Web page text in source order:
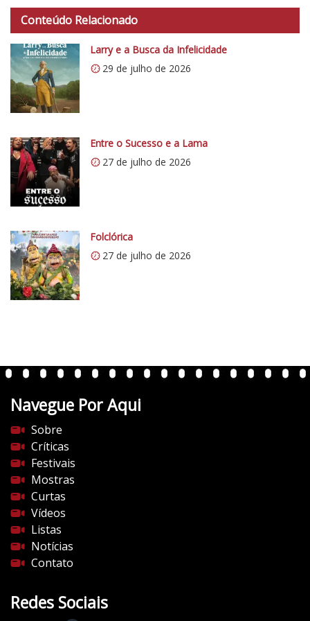
t
p
s
:
/
/
0
.
w
p
.
o
m
/
v
e
n
e
d
o
c
i
n
e
m
a
.
o
Conteúdo Relacionado
Larry e a Busca da Infelicidade
29 de julho de 2026
Entre o Sucesso e a Lama
27 de julho de 2026
Folclórica
27 de julho de 2026
Navegue Por Aqui
Sobre
Críticas
Festivais
Mostras
Curtas
Vídeos
Listas
Notícias
Contato
Redes Sociais